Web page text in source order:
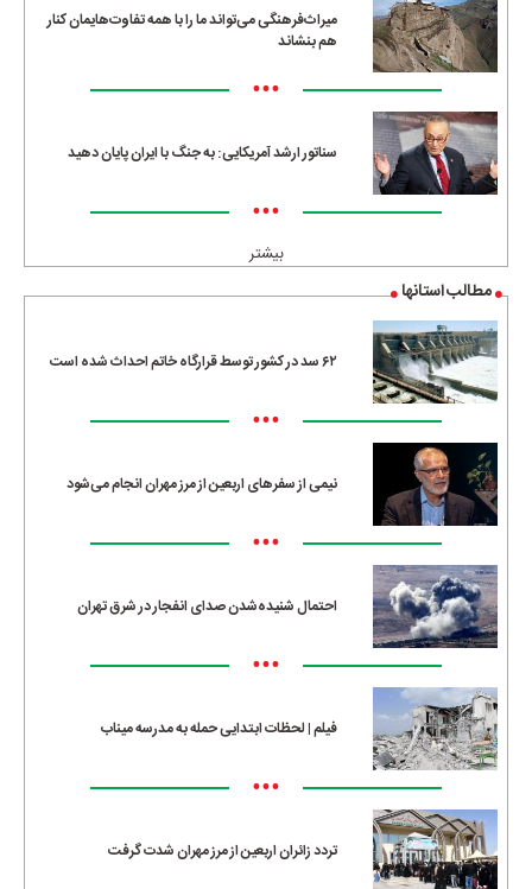
میراث‌فرهنگی می‌تواند ما را با همه تفاوت‌هایمان کنار
هم بنشاند
•••
سناتور ارشد آمریکایی: به جنگ با ایران پایان دهید
•••
بیشتر
مطالب استانها
۶۲ سد در کشور توسط قرارگاه خاتم احداث شده است
•••
نیمی از سفرهای اربعین از مرز مهران انجام می‌شود
•••
احتمال شنیده‌شدن صدای انفجار در شرق تهران
•••
فیلم | لحظات ابتدایی حمله به مدرسه میناب
•••
تردد زائران اربعین از مرز مهران شدت گرفت